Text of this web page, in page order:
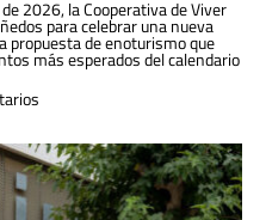
2026, la Cooperativa de Viver
para celebrar una nueva
propuesta de enoturismo que
más esperados del calendario